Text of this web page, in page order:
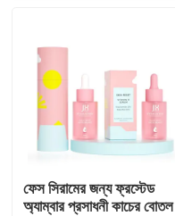
উদ্ধৃতির জন্য আবেদন
কার্ডবোর্ড পেপার গিফট বক্স
কার্ডবোর্ড টিউব উপহার বাক্স
ফেস সিরামের জন্য ফ্রস্টেড
অ্যাম্বার প্রসাধনী কাচের বোতল